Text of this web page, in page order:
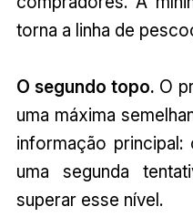
torna a linha de
O segundo topo. O
uma máxima
informação
uma segunda
superar esse nível.